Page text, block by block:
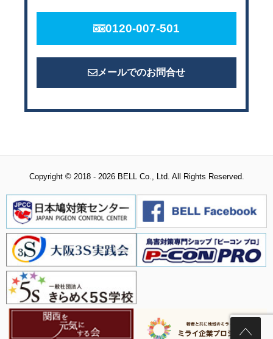
0120-007-501
メールでのお問合せ
Copyright © 2018 - 2026 BELL Co., Ltd. All Rights Reserved.